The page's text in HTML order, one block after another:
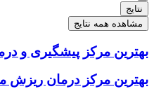
نتایج
مشاهده همه نتایج
بهترین مرکز پیشگیری و
بهترین مرکز درمان ریزش